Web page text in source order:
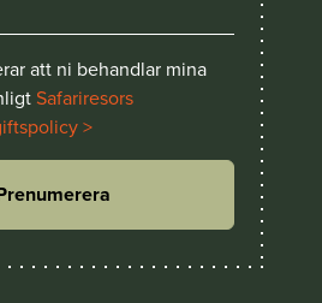
att ni behandlar mina
Safariresors
>